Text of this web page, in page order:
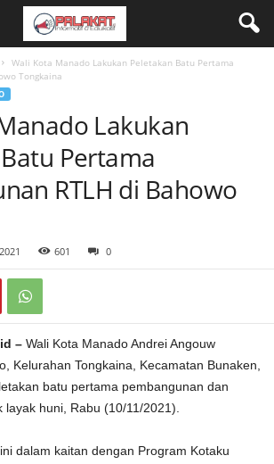
Wali Kota Manado Lakukan Peletakan Batu Pertama
Tongkaina
Lakukan
Pertama
RTLH di Bahowo
601 0
– Wali Kota Manado Andrei Angouw
Kelurahan Tongkaina, Kecamatan Bunaken,
batu pertama pembangunan dan
huni, Rabu (10/11/2021).
dalam kaitan dengan Program Kotaku